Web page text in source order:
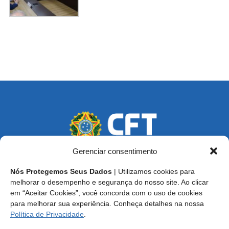
Gerenciar consentimento
Nós Protegemos Seus Dados | Utilizamos cookies para
melhorar o desempenho e segurança do nosso site. Ao clicar
em “Aceitar Cookies”, você concorda com o uso de cookies
para melhorar sua experiência. Conheça detalhes na nossa
Política de Privacidade
Endereço: SCS, Quadra 02, Bloco D, Ed. Oscar Niemeyer,
9º Andar CEP 70.316-900 - Brasília/DF
Central de Atendimento ao Técnico:0800 016-1515